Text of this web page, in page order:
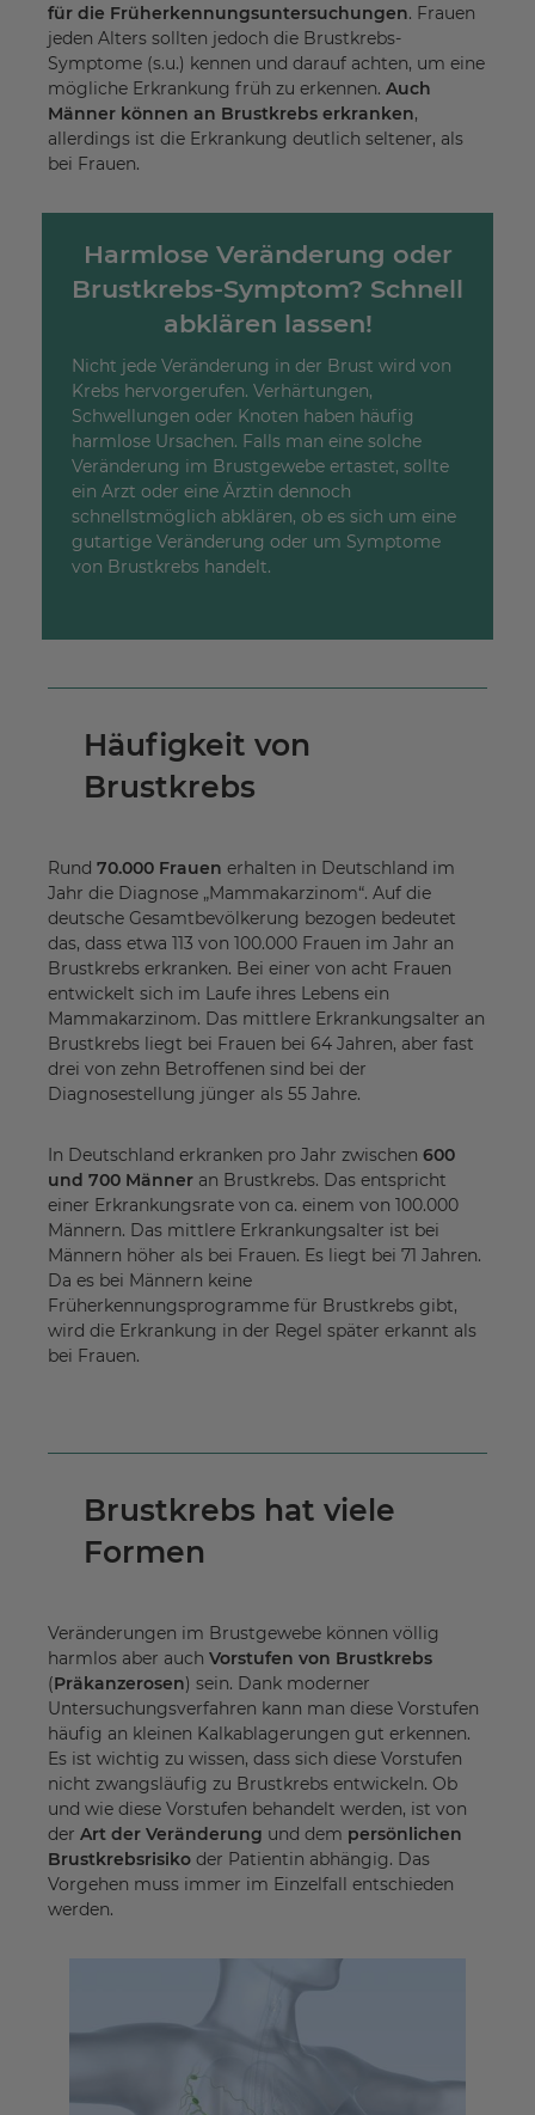
für die Früherkennungsuntersuchungen. Frauen
jeden Alters sollten jedoch die Brustkrebs-
Symptome (s.u.) kennen und darauf achten, um eine
mögliche Erkrankung früh zu erkennen. Auch
Männer können an Brustkrebs erkranken,
allerdings ist die Erkrankung deutlich seltener, als
bei Frauen.
Harmlose Veränderung oder
Brustkrebs-Symptom? Schnell
abklären lassen!
Nicht jede Veränderung in der Brust wird von
Krebs hervorgerufen. Verhärtungen,
Schwellungen oder Knoten haben häufig
harmlose Ursachen. Falls man eine solche
Veränderung im Brustgewebe ertastet, sollte
ein Arzt oder eine Ärztin dennoch
schnellstmöglich abklären, ob es sich um eine
gutartige Veränderung oder um Symptome
von Brustkrebs handelt.
Häufigkeit von
Brustkrebs
Rund 70.000 Frauen erhalten in Deutschland im
Jahr die Diagnose „Mammakarzinom“. Auf die
deutsche Gesamtbevölkerung bezogen bedeutet
das, dass etwa 113 von 100.000 Frauen im Jahr an
Brustkrebs erkranken. Bei einer von acht Frauen
entwickelt sich im Laufe ihres Lebens ein
Mammakarzinom. Das mittlere Erkrankungsalter an
Brustkrebs liegt bei Frauen bei 64 Jahren, aber fast
drei von zehn Betroffenen sind bei der
Diagnosestellung jünger als 55 Jahre.
In Deutschland erkranken pro Jahr zwischen 600
und 700 Männer an Brustkrebs. Das entspricht
einer Erkrankungsrate von ca. einem von 100.000
Männern. Das mittlere Erkrankungsalter ist bei
Männern höher als bei Frauen. Es liegt bei 71 Jahren.
Da es bei Männern keine
Früherkennungsprogramme für Brustkrebs gibt,
wird die Erkrankung in der Regel später erkannt als
bei Frauen.
Brustkrebs hat viele
Formen
Veränderungen im Brustgewebe können völlig
harmlos aber auch Vorstufen von Brustkrebs
(Präkanzerosen) sein. Dank moderner
Untersuchungsverfahren kann man diese Vorstufen
häufig an kleinen Kalkablagerungen gut erkennen.
Es ist wichtig zu wissen, dass sich diese Vorstufen
nicht zwangsläufig zu Brustkrebs entwickeln. Ob
und wie diese Vorstufen behandelt werden, ist von
der Art der Veränderung und dem persönlichen
Brustkrebsrisiko der Patientin abhängig. Das
Vorgehen muss immer im Einzelfall entschieden
werden.